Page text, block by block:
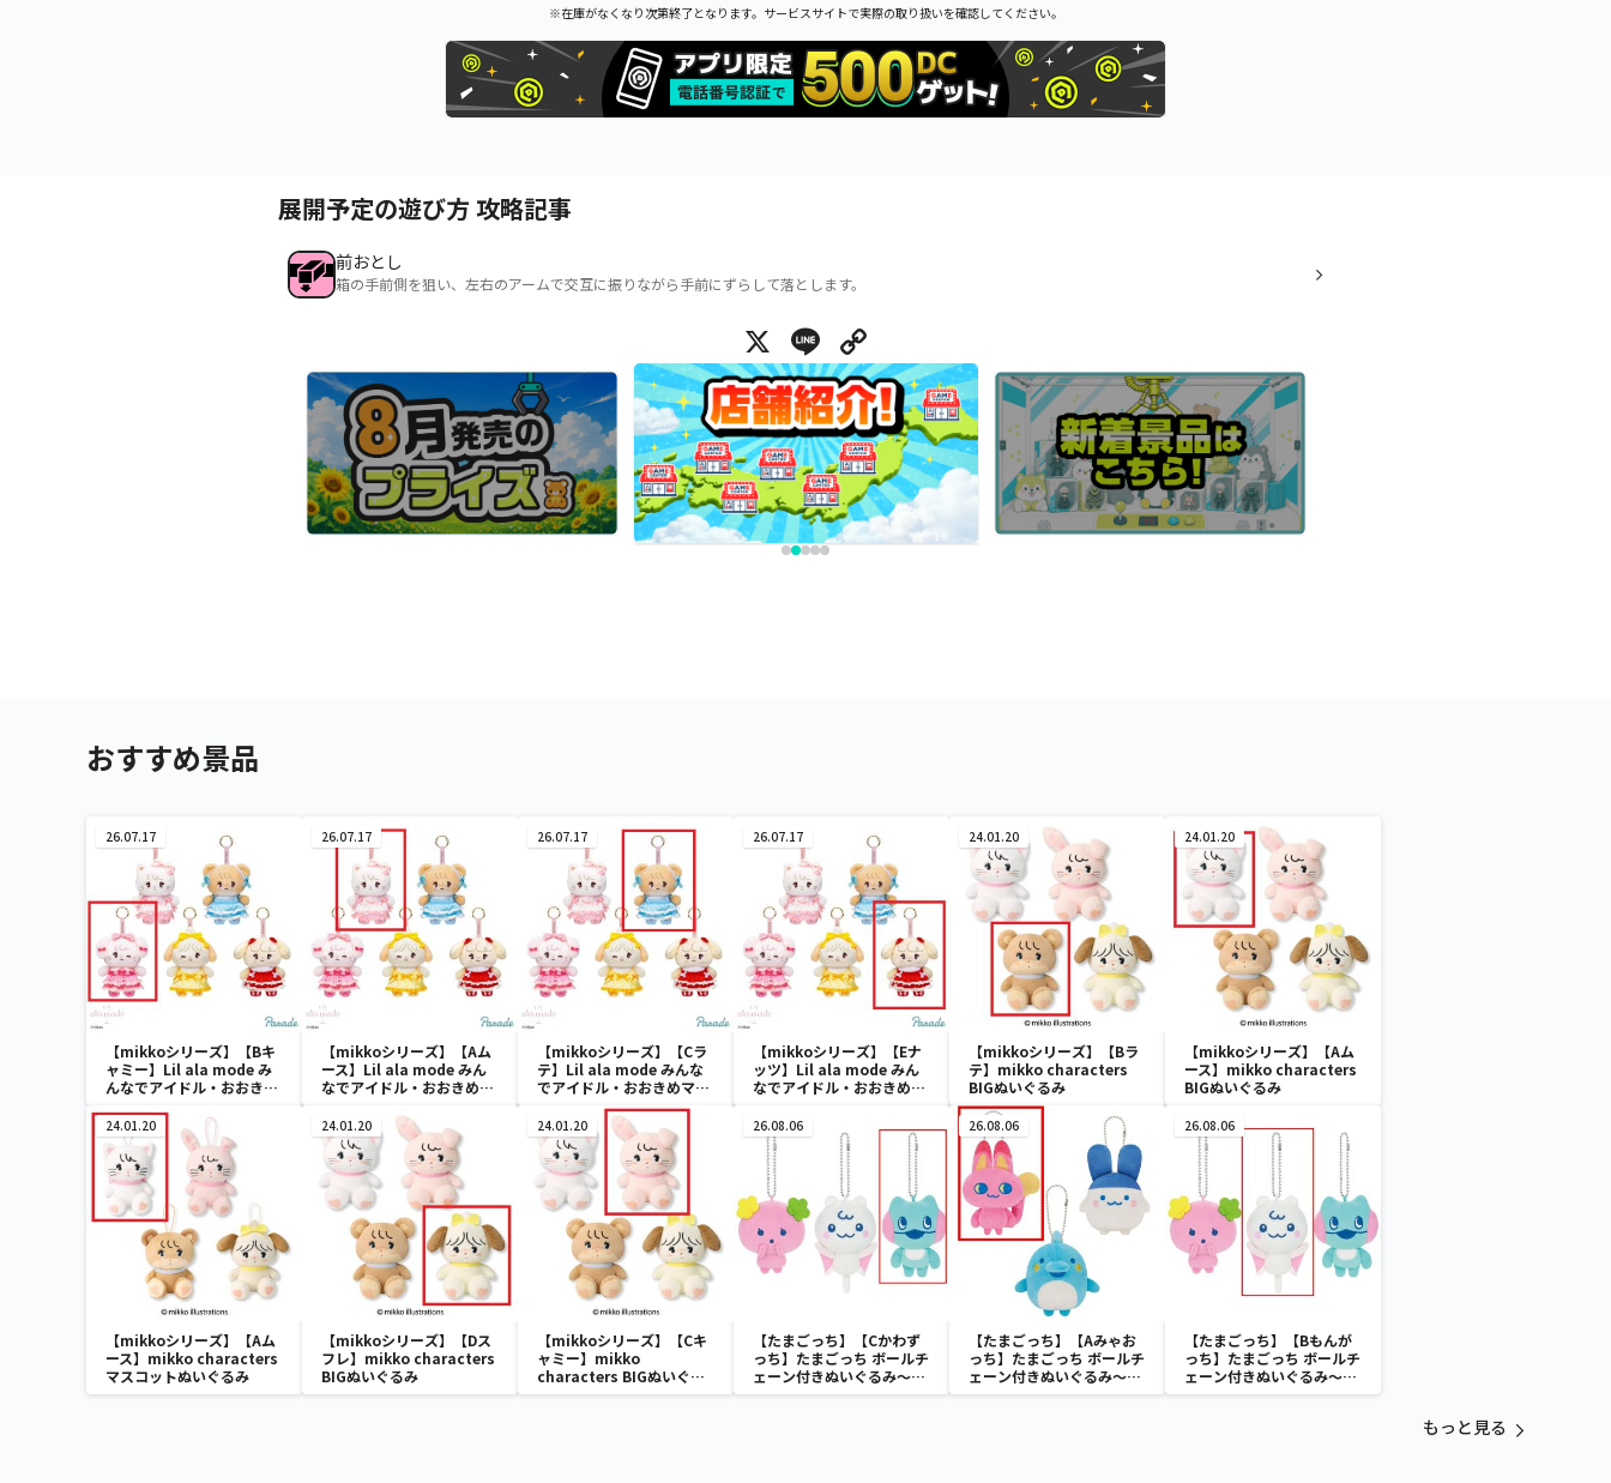
※在庫がなくなり次第終了となります。サービスサイトで実際の取り扱いを確認してください。
展開予定の遊び方 攻略記事
前おとし
箱の手前側を狙い、左右のアームで交互に振りながら手前にずらして落とします。
X Line
おすすめ景品
26.07.17
【mikkoシリーズ】【Bキ
ャミー】Lil ala mode み
んなでアイドル・おおきめ
26.07.17
【mikkoシリーズ】【Aム
ース】Lil ala mode みん
なでアイドル・おおきめマ
26.07.17
【mikkoシリーズ】【Cラ
テ】Lil ala mode みんな
でアイドル・おおきめマス
26.07.17
【mikkoシリーズ】【Eナ
ッツ】Lil ala mode みん
なでアイドル・おおきめマ
24.01.20
【mikkoシリーズ】【Bラ
テ】mikko characters
BIGぬいぐるみ
24.01.20
【mikkoシリーズ】【Aム
ース】mikko characters
BIGぬいぐるみ
24.01.20
【mikkoシリーズ】【Aム
ース】mikko characters
マスコットぬいぐるみ
24.01.20
【mikkoシリーズ】【Dス
フレ】mikko characters
BIGぬいぐるみ
24.01.20
【mikkoシリーズ】【Cキ
ャミー】mikko
characters BIGぬいぐる
み
26.08.06
【たまごっち】【Cかわず
っち】たまごっち ボールチ
ェーン付きぬいぐるみ～
Tamagotchi Paradise～
26.08.06
【たまごっち】【Aみゃお
っち】たまごっち ボールチ
ェーン付きぬいぐるみ～
Tamagotchi Paradise～
26.08.06
【たまごっち】【Bもんが
っち】たまごっち ボールチ
ェーン付きぬいぐるみ～
Tamagotchi Paradise～
もっと見る